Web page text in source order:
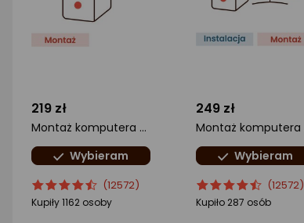
219 zł
Montaż komputera Standard
Wybieram
ocena
produktu
Ocena
produktu
(12572)
Kupiły 1162 osoby
249 zł
Wybieram
ocena
produktu
Ocena
produktu
(12572)
Kupiło 287 osób